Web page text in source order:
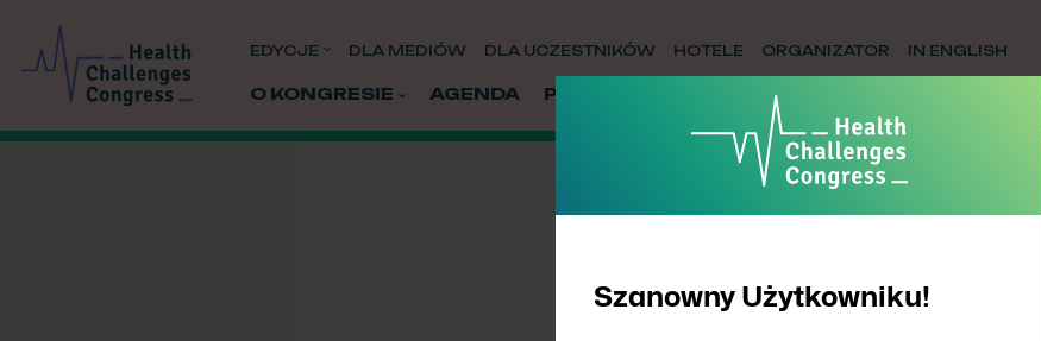
EDYCJE DLA MEDIÓW DLA UCZESTNIKÓW HOTELE ORGANIZATOR IN ENGLISH
O KONGRESIE AGENDA PRELEGENCI PARTNERZY
Szanowny Użytkowniku!